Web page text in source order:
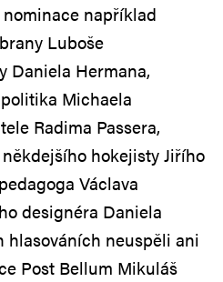
například
Luboše
Daniela Hermana,
Michaela
Radima Passera,
hokejisty Jiřího
Václava
designéra Daniela
hlasováních neuspěli ani
Post Bellum Mikuláš